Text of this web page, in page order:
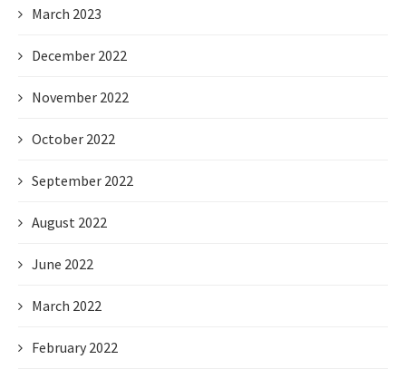
March 2023
December 2022
November 2022
October 2022
September 2022
August 2022
June 2022
March 2022
February 2022